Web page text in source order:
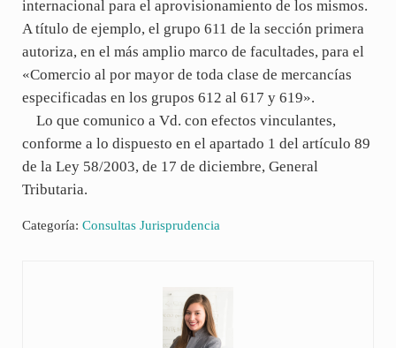
internacional para el aprovisionamiento de los mismos.
A título de ejemplo, el grupo 611 de la sección primera
autoriza, en el más amplio marco de facultades, para el
«Comercio al por mayor de toda clase de mercancías
especificadas en los grupos 612 al 617 y 619».
Lo que comunico a Vd. con efectos vinculantes,
conforme a lo dispuesto en el apartado 1 del artículo 89
de la Ley 58/2003, de 17 de diciembre, General
Tributaria.
Categoría: Consultas Jurisprudencia